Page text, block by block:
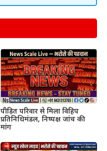
पीड़ित परिवार से मिला विहिप
प्रतिनिधिमंडल, निष्पक्ष जांच की
मांग